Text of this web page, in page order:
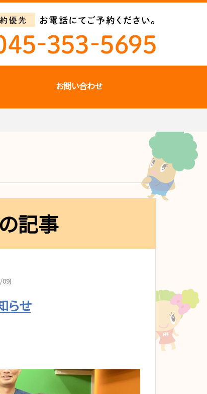
お問い合わせ
記事
09)
らせ